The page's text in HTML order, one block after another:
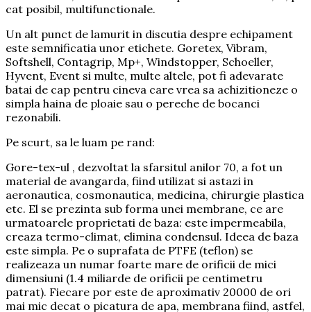
cat posibil, multifunctionale.
Un alt punct de lamurit in discutia despre echipament
este semnificatia unor etichete. Goretex, Vibram,
Softshell, Contagrip, Mp+, Windstopper, Schoeller,
Hyvent, Event si multe, multe altele, pot fi adevarate
batai de cap pentru cineva care vrea sa achizitioneze o
simpla haina de ploaie sau o pereche de bocanci
rezonabili.
Pe scurt, sa le luam pe rand:
Gore-tex-ul , dezvoltat la sfarsitul anilor 70, a fot un
material de avangarda, fiind utilizat si astazi in
aeronautica, cosmonautica, medicina, chirurgie plastica
etc. El se prezinta sub forma unei membrane, ce are
urmatoarele proprietati de baza: este impermeabila,
creaza termo-climat, elimina condensul. Ideea de baza
este simpla. Pe o suprafata de PTFE (teflon) se
realizeaza un numar foarte mare de orificii de mici
dimensiuni (1.4 miliarde de orificii pe centimetru
patrat). Fiecare por este de aproximativ 20000 de ori
mai mic decat o picatura de apa, membrana fiind, astfel,